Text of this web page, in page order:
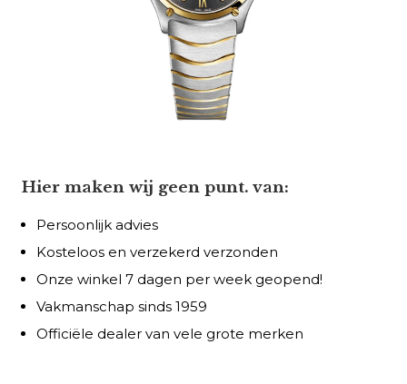
Hier maken wij geen punt. van:
Persoonlijk advies
Kosteloos en verzekerd verzonden
Onze winkel 7 dagen per week geopend!
Vakmanschap sinds 1959
Officiële dealer van vele grote merken